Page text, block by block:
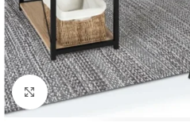
Agrandir